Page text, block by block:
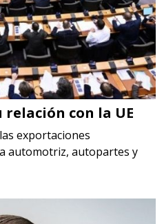
DE CORTE
con la UE
exportaciones
automotriz, autopartes y